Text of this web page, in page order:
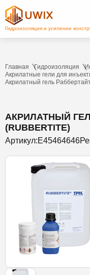
Главная Гидроизоляция
Акрилатные гели для
Акрилатный гель
АКРИЛАТНЫЙ
(RUBBERTITE)
Артикул:Е45464646